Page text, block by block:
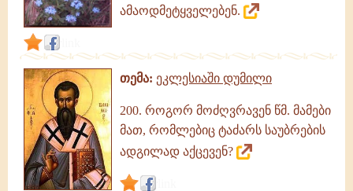
ამაოდმეტყველებენ.
თემა: ეკლესიაში დუმილი
200. როგორ მოძღვრავენ წმ. მამები
მათ, რომლებიც ტაძარს საუბრების
ადგილად აქცევენ?